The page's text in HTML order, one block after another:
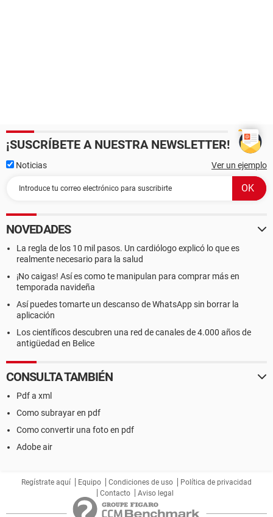
¡SUSCRÍBETE A NUESTRA NEWSLETTER!
Noticias Ver un ejemplo
NOVEDADES
La regla de los 10 mil pasos. Un cardiólogo explicó lo que es
realmente necesario para la salud
¡No caigas! Así es como te manipulan para comprar más en
temporada navideña
Así puedes tomarte un descanso de WhatsApp sin borrar la
aplicación
Los científicos descubren una red de canales de 4.000 años de
antigüedad en Belice
CONSULTA TAMBIÉN
Pdf a xml
Como subrayar en pdf
Como convertir una foto en pdf
Adobe air
Regístrate aquí Equipo Condiciones de uso
Política de privacidad
Contacto
Aviso legal